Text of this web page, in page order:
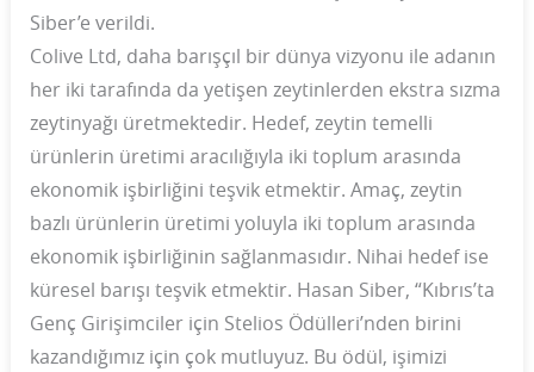
Siber’e verildi.
Colive Ltd, daha barışçıl bir dünya vizyonu ile adanın
her iki tarafında da yetişen zeytinlerden ekstra sızma
zeytinyağı üretmektedir. Hedef, zeytin temelli
ürünlerin üretimi aracılığıyla iki toplum arasında
ekonomik işbirliğini teşvik etmektir. Amaç, zeytin
bazlı ürünlerin üretimi yoluyla iki toplum arasında
ekonomik işbirliğinin sağlanmasıdır. Nihai hedef ise
küresel barışı teşvik etmektir. Hasan Siber, “Kıbrıs’ta
Genç Girişimciler için Stelios Ödülleri’nden birini
kazandığımız için çok mutluyuz. Bu ödül, işimizi